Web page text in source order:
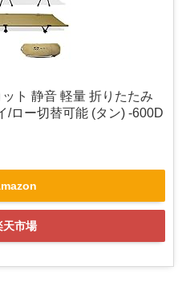
ト 静音 軽量 折りたたみ
/ロー切替可能 (タン) -600D
天市場